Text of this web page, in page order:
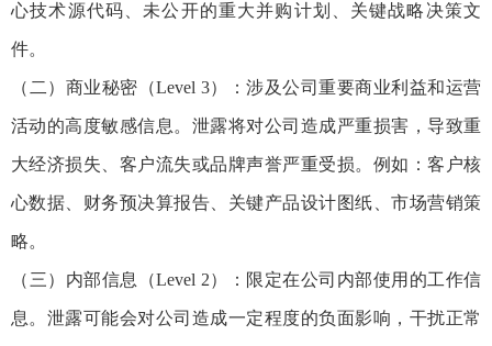
心技术源代码、未公开的重大并购计划、关键战略决策文
件。
（二）商业秘密（Level 3）：涉及公司重要商业利益和运营
活动的高度敏感信息。泄露将对公司造成严重损害，导致重
大经济损失、客户流失或品牌声誉严重受损。例如：客户核
心数据、财务预决算报告、关键产品设计图纸、市场营销策
略。
（三）内部信息（Level 2）：限定在公司内部使用的工作信
息。泄露可能会对公司造成一定程度的负面影响，干扰正常